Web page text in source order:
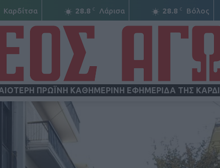
Καρδίτσα 28.8 C Λάρισα 28.8 C Βόλος
ΠΡΩΪΝΗ ΚΑΘΗΜΕΡΙΝΗ ΕΦΗΜΕΡΙΔΑ ΤΗΣ